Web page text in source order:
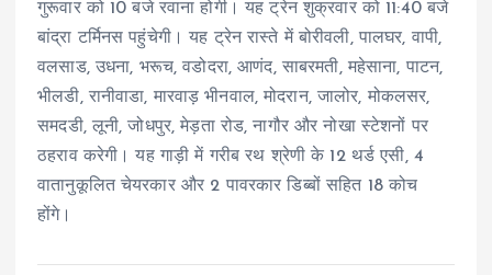
गुरूवार को 10 बजे रवाना होगी। यह ट्रेन शुक्रवार को 11:40 बजे
बांद्रा टर्मिनस पहुंचेगी। यह ट्रेन रास्ते में बोरीवली, पालघर, वापी,
वलसाड, उधना, भरूच, वडोदरा, आणंद, साबरमती, महेसाना, पाटन,
भीलडी, रानीवाडा, मारवाड़ भीनवाल, मोदरान, जालोर, मोकलसर,
समदडी, लूनी, जोधपुर, मेड़ता रोड, नागौर और नोखा स्टेशनों पर
ठहराव करेगी। यह गाड़ी में गरीब रथ श्रेणी के 12 थर्ड एसी, 4
वातानुकूलित चेयरकार और 2 पावरकार डिब्बों सहित 18 कोच
होंगे।